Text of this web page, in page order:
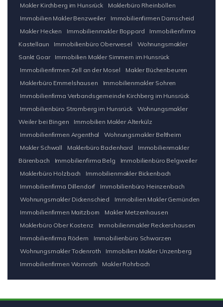
Makler Kirchberg im Hunsrück
Maklerbüro Rheinböllen
Immobilien Makler Benzweiler
Immobilienfirmen Damscheid
Makler Hecken
Immobilienmakler Boppard
Immobilienfirma
Kastellaun
Immobilienbüro Oberwesel
Wohnungsmakler
Sankt Goar
Immobilien Makler Simmern im Hunsrück
Immobilienfirmen Zell an der Mosel
Makler Büchenbeuren
Maklerbüro Emmelshausen
Immobilienmakler Sohren
Immobilienfirma Verbandsgemeinde Kirchberg im Hunsrück
Immobilienbüro Stromberg im Hunsrück
Wohnungsmakler
Weiler bei Bingen
Immobilien Makler Alterkülz
Immobilienfirmen Argenthal
Wohnungsmakler Beltheim
Makler Schwall
Maklerbüro Badenhard
Immobilienmakler
Bärenbach
Immobilienfirma Belg
Immobilienbüro Belgweiler
Maklerbüro Holzbach
Immobilienmakler Bickenbach
Immobilienfirma Dillendorf
Immobilienbüro Heinzenbach
Wohnungsmakler Dickenschied
Immobilien Makler Gemünden
Immobilienfirmen Maitzborn
Makler Metzenhausen
Maklerbüro Ober Kostenz
Immobilienmakler Reckershausen
Immobilienfirma Rödern
Immobilienbüro Schwarzen
Wohnungsmakler Todenroth
Immobilien Makler Unzenberg
Immobilienfirmen Womrath
Makler Rohrbach